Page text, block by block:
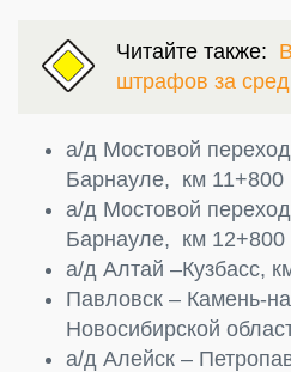
Читайте также:
штрафов за
а/д Мостовой
Барнауле, км 11+800
а/д Мостовой
Барнауле, км 12+800
а/д Алтай –Кузбасс,
Павловск – Камень-
Новосибирской
а/д Алейск –